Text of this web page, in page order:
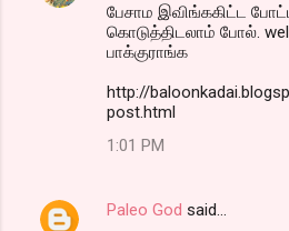
பேசாம இவிங்ககிட்ட
கொடுத்திடலாம் போல்.
பாக்குராங்க
http://
post.html
1:01 PM
Paleo God said…